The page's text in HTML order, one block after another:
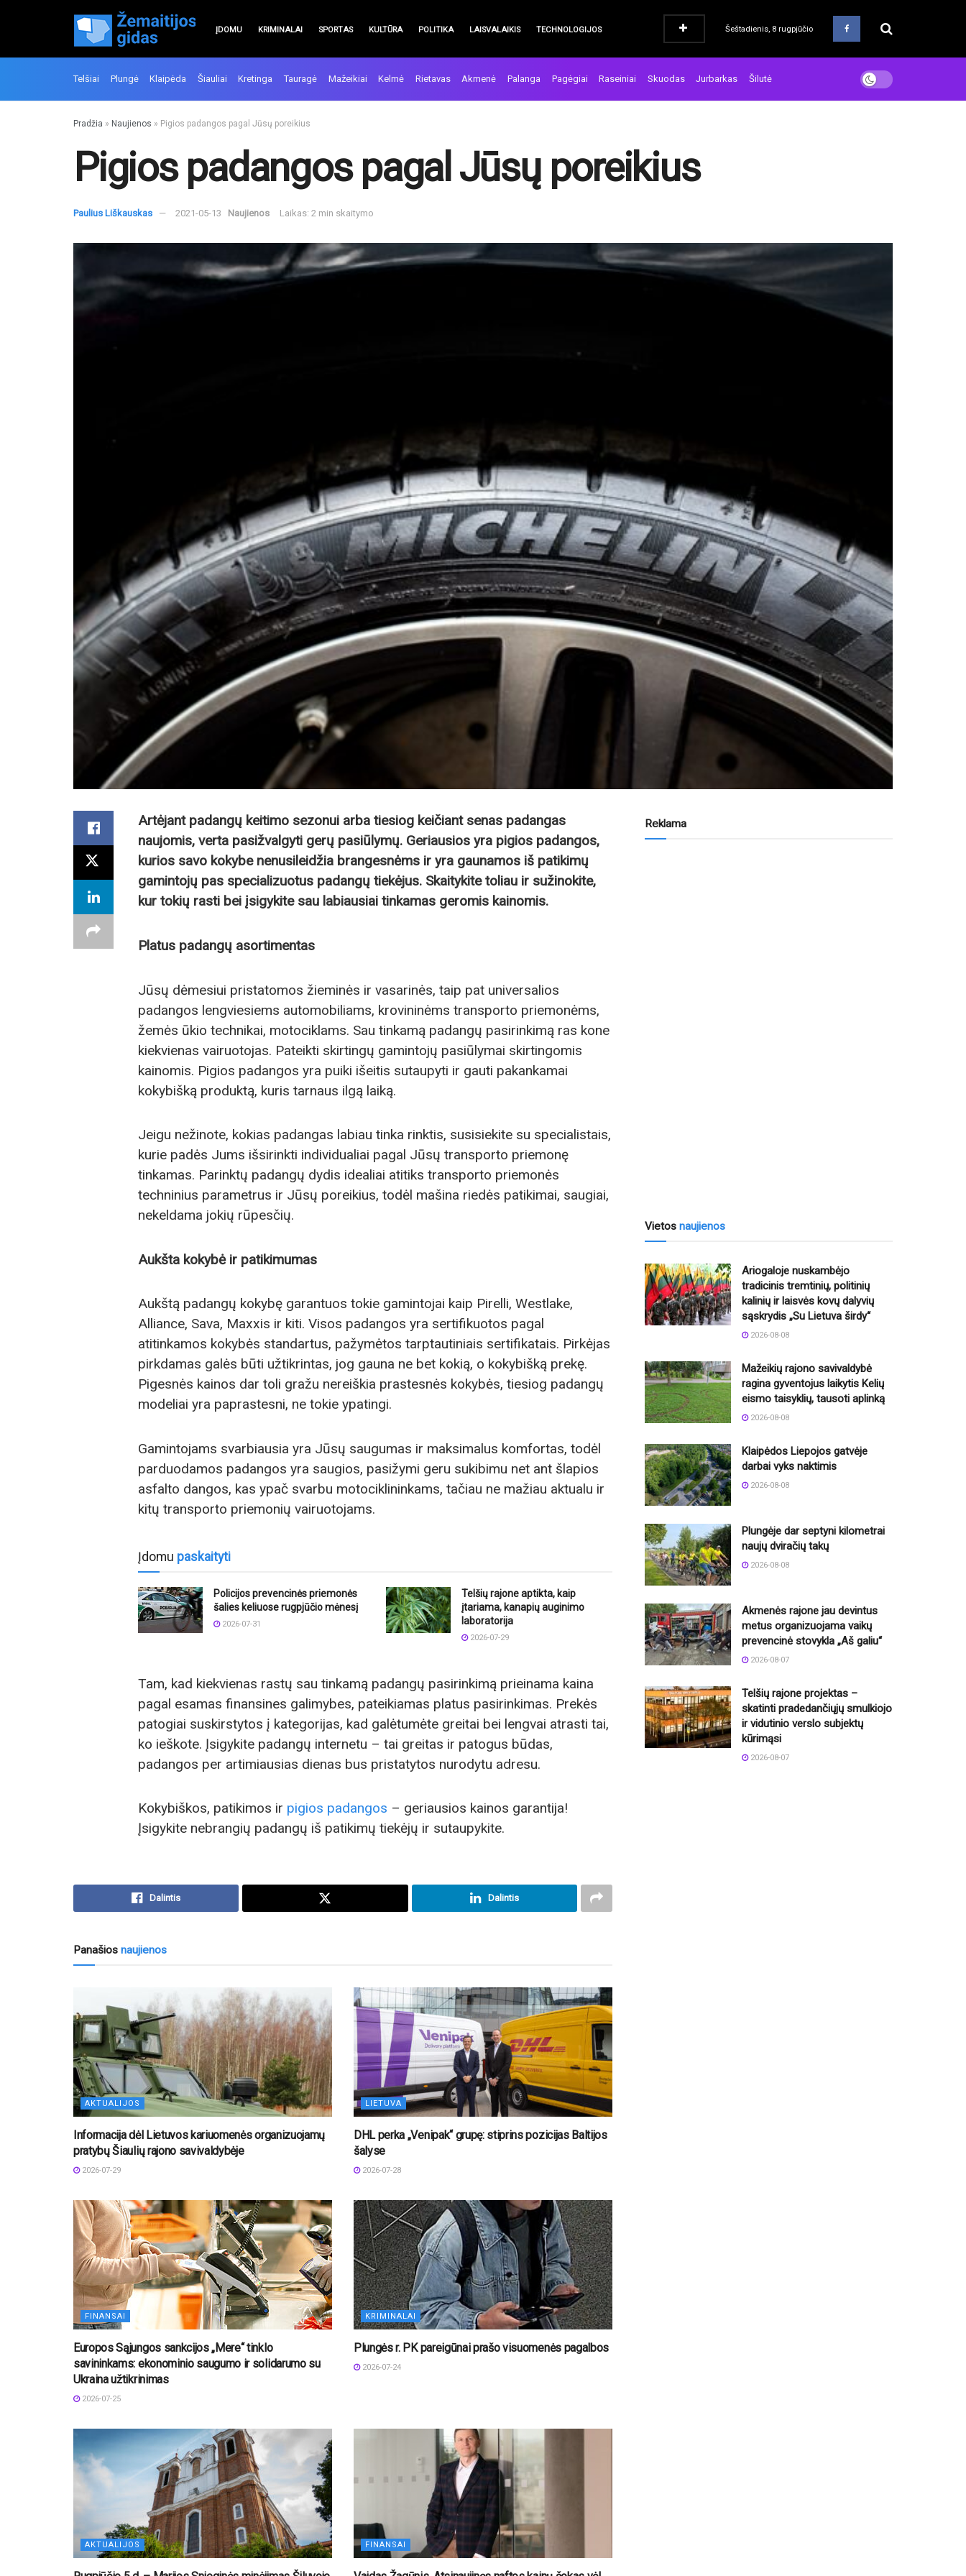
ĮDOMU KRIMINALAI SPORTAS KULTŪRA POLITIKA LAISVALAIKIS TECHNOLOGIJOS Šeštadienis, 8 rugpjūčio
Telšiai Plungė Klaipėda Šiauliai Kretinga Tauragė Mažeikiai Kelmė Rietavas Akmenė Palanga Pagėgiai Raseiniai Skuodas Jurbarkas Šilutė
Pradžia » Naujienos » Pigios padangos pagal Jūsų poreikius
Pigios padangos pagal Jūsų poreikius
Paulius Liškauskas 2021-05-13 Naujienos Laikas: 2 min skaitymo
Artėjant padangų keitimo sezonui arba tiesiog keičiant senas padangas
naujomis, verta pasižvalgyti gerų pasiūlymų. Geriausios yra pigios padangos,
kurios savo kokybe nenusileidžia brangesnėms ir yra gaunamos iš patikimų
gamintojų pas specializuotus padangų tiekėjus. Skaitykite toliau ir sužinokite,
kur tokių rasti bei įsigykite sau labiausiai tinkamas geromis kainomis.
Platus padangų asortimentas
Jūsų dėmesiui pristatomos žieminės ir vasarinės, taip pat universalios
padangos lengviesiems automobiliams, krovininėms transporto priemonėms,
žemės ūkio technikai, motociklams. Sau tinkamą padangų pasirinkimą ras kone
kiekvienas vairuotojas. Pateikti skirtingų gamintojų pasiūlymai skirtingomis
kainomis. Pigios padangos yra puiki išeitis sutaupyti ir gauti pakankamai
kokybišką produktą, kuris tarnaus ilgą laiką.
Jeigu nežinote, kokias padangas labiau tinka rinktis, susisiekite su specialistais,
kurie padės Jums išsirinkti individualiai pagal Jūsų transporto priemonę
tinkamas. Parinktų padangų dydis idealiai atitiks transporto priemonės
techninius parametrus ir Jūsų poreikius, todėl mašina riedės patikimai, saugiai,
nekeldama jokių rūpesčių.
Aukšta kokybė ir patikimumas
Aukštą padangų kokybę garantuos tokie gamintojai kaip Pirelli, Westlake,
Alliance, Sava, Maxxis ir kiti. Visos padangos yra sertifikuotos pagal
atitinkamos kokybės standartus, pažymėtos tarptautiniais sertifikatais. Pirkėjas
pirkdamas galės būti užtikrintas, jog gauna ne bet kokią, o kokybišką prekę.
Pigesnės kainos dar toli gražu nereiškia prastesnės kokybės, tiesiog padangų
modeliai yra paprastesni, ne tokie ypatingi.
Gamintojams svarbiausia yra Jūsų saugumas ir maksimalus komfortas, todėl
parduodamos padangos yra saugios, pasižymi geru sukibimu net ant šlapios
asfalto dangos, kas ypač svarbu motociklininkams, tačiau ne mažiau aktualu ir
kitų transporto priemonių vairuotojams.
Įdomu paskaityti
Policijos prevencinės priemonės
šalies keliuose rugpjūčio mėnesį
2026-07-31
Telšių rajone aptikta, kaip
įtariama, kanapių auginimo
laboratorija
2026-07-29
Tam, kad kiekvienas rastų sau tinkamą padangų pasirinkimą prieinama kaina
pagal esamas finansines galimybes, pateikiamas platus pasirinkimas. Prekės
patogiai suskirstytos į kategorijas, kad galėtumėte greitai bei lengvai atrasti tai,
ko ieškote. Įsigykite padangų internetu – tai greitas ir patogus būdas,
padangos per artimiausias dienas bus pristatytos nurodytu adresu.
Kokybiškos, patikimos ir pigios padangos – geriausios kainos garantija!
Įsigykite nebrangių padangų iš patikimų tiekėjų ir sutaupykite.
Dalintis Dalintis
Panašios naujienos
AKTUALIJOS
Informacija dėl Lietuvos kariuomenės organizuojamų
pratybų Šiaulių rajono savivaldybėje
2026-07-29
LIETUVA
DHL perka „Venipak“ grupę: stiprins pozicijas Baltijos
šalyse
2026-07-28
FINANSAI
Europos Sąjungos sankcijos „Mere“ tinklo
savininkams: ekonominio saugumo ir solidarumo su
Ukraina užtikrinimas
2026-07-25
KRIMINALAI
Plungės r. PK pareigūnai prašo visuomenės pagalbos
2026-07-24
AKTUALIJOS FINANSAI
Reklama
Vietos naujienos
Ariogaloje nuskambėjo
tradicinis tremtinių, politinių
kalinių ir laisvės kovų dalyvių
sąskrydis „Su Lietuva širdy“
2026-08-08
Mažeikių rajono savivaldybė
ragina gyventojus laikytis Kelių
eismo taisyklių, tausoti aplinką
2026-08-08
Klaipėdos Liepojos gatvėje
darbai vyks naktimis
2026-08-08
Plungėje dar septyni kilometrai
naujų dviračių takų
2026-08-08
Akmenės rajone jau devintus
metus organizuojama vaikų
prevencinė stovykla „Aš galiu“
2026-08-07
Telšių rajone projektas –
skatinti pradedančiųjų smulkiojo
ir vidutinio verslo subjektų
kūrimąsi
2026-08-07